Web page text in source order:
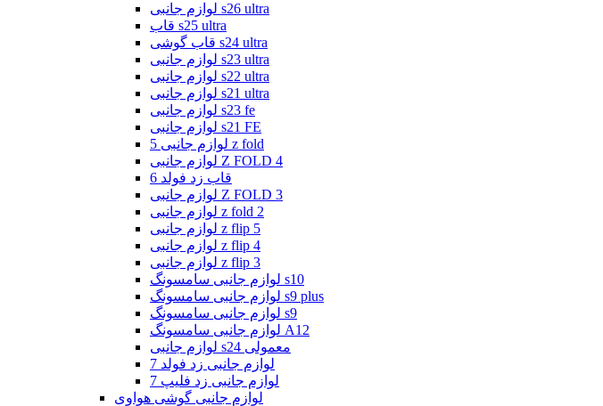
لوازم جانبی s26 ultra
قاب s25 ultra
قاب گوشی s24 ultra
لوازم جانبی s23 ultra
لوازم جانبی s22 ultra
لوازم جانبی s21 ultra
لوازم جانبی s23 fe
لوازم جانبی s21 FE
لوازم جانبی 5 z fold
لوازم جانبی Z FOLD 4
قاب زد فولد 6
لوازم جانبی Z FOLD 3
لوازم جانبی z fold 2
لوازم جانبی z flip 5
لوازم جانبی z flip 4
لوازم جانبی z flip 3
لوازم جانبی سامسونگ s10
لوازم جانبی سامسونگ s9 plus
لوازم جانبی سامسونگ s9
لوازم جانبی سامسونگ A12
لوازم جانبی s24 معمولی
لوازم جانبی زد فولد 7
لوازم جانبی زد فلیپ 7
لوازم جانبی گوشی هواوی